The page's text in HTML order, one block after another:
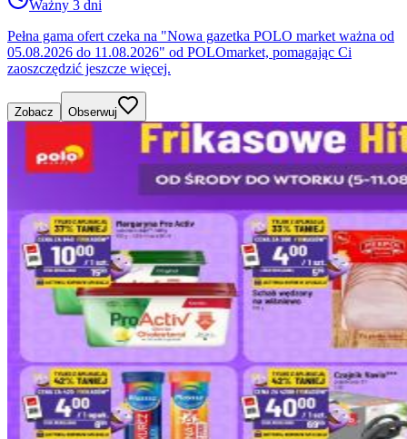
Ważny 3 dni
Pełna gama ofert czeka na "Nowa gazetka POLO market ważna od
05.08.2026 do 11.08.2026" od POLOmarket, pomagając Ci
zaoszczędzić jeszcze więcej.
Zobacz Obserwuj